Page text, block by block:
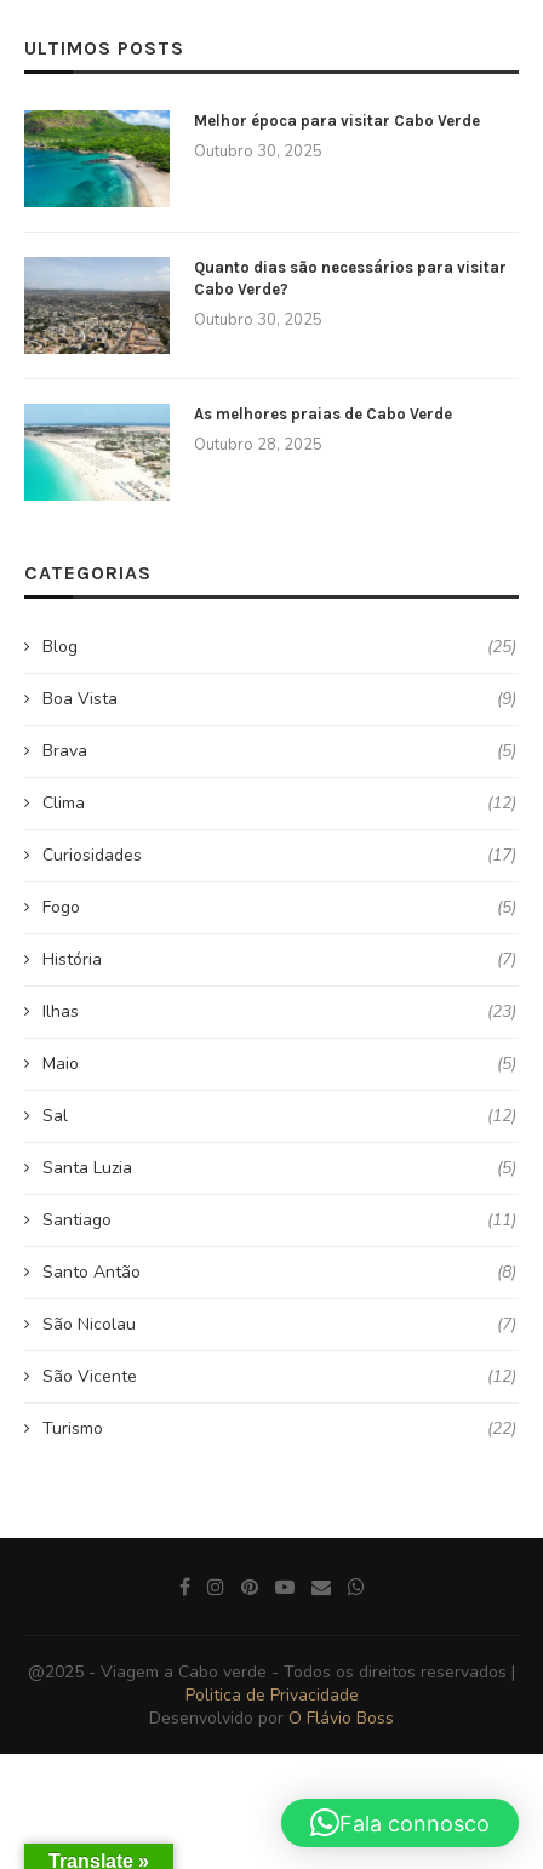
ULTIMOS POSTS
Melhor época para visitar Cabo Verde
Outubro 30, 2025
Quanto dias são necessários para visitar
Cabo Verde?
Outubro 30, 2025
As melhores praias de Cabo Verde
Outubro 28, 2025
CATEGORIAS
Blog (25)
Boa Vista (9)
Brava (5)
Clima (12)
Curiosidades (17)
Fogo (5)
História (7)
Ilhas (23)
Maio (5)
Sal (12)
Santa Luzia (5)
Santiago (11)
Santo Antão (8)
São Nicolau (7)
São Vicente (12)
Turismo (22)
@2025 - Viagem a Cabo verde - Todos os direitos reservados |
Politica de Privacidade
Desenvolvido por O Flávio Boss
Translate »
Fala connosco